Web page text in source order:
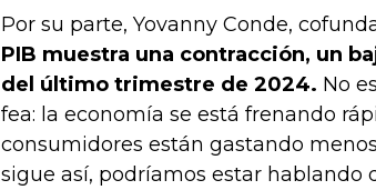
Por su parte, Yovanny Conde,
PIB muestra una contracción, un
del último trimestre de 2024. No
fea: la economía se está frenando
consumidores están gastando
sigue así, podríamos estar hablando